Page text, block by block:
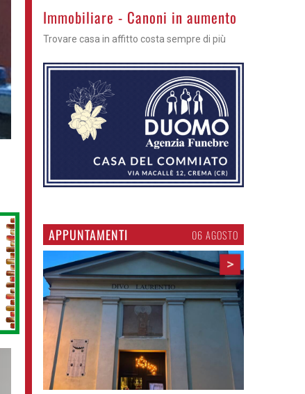
>Immobiliare - Canoni in aumento
Trovare casa in affitto costa sempre di più
APPUNTAMENTI 06 AGOSTO
>